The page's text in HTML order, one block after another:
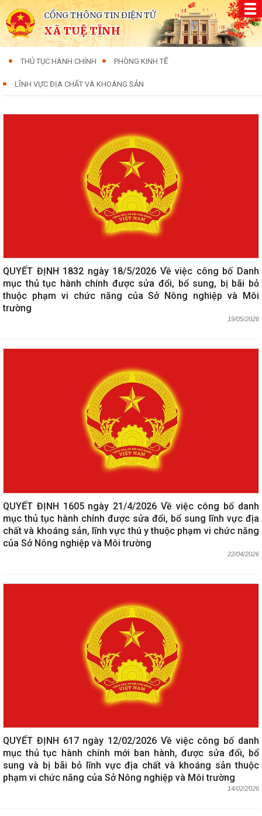
CỔNG THÔNG TIN ĐIỆN TỬ
XÃ TUỆ TĨNH
THỦ TỤC HÀNH CHÍNH PHÒNG KINH TẾ
LĨNH VỰC ĐỊA CHẤT VÀ KHOÁNG SẢN
QUYẾT ĐỊNH 1832 ngày 18/5/2026 Về việc công bố Danh
mục thủ tục hành chính được sửa đổi, bổ sung, bị bãi bỏ
thuộc phạm vi chức năng của Sở Nông nghiệp và Môi
trường
19/05/2026
QUYẾT ĐỊNH 1605 ngày 21/4/2026 Về việc công bố danh
mục thủ tục hành chính được sửa đổi, bổ sung lĩnh vực địa
chất và khoáng sản, lĩnh vực thú y thuộc phạm vi chức năng
của Sở Nông nghiệp và Môi trường
22/04/2026
QUYẾT ĐỊNH 617 ngày 12/02/2026 Về việc công bố danh
mục thủ tục hành chính mới ban hành, được sửa đổi, bổ
sung và bị bãi bỏ lĩnh vực địa chất và khoáng sản thuộc
phạm vi chức năng của Sở Nông nghiệp và Môi trường
14/02/2026